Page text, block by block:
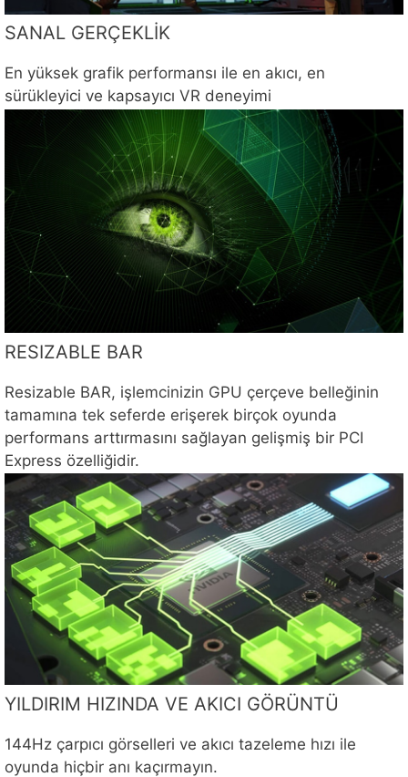
SANAL GERÇEKLİK
En yüksek grafik performansı ile en akıcı, en
sürükleyici ve kapsayıcı VR deneyimi
RESIZABLE BAR
Resizable BAR, işlemcinizin GPU çerçeve belleğinin
tamamına tek seferde erişerek birçok oyunda
performans arttırmasını sağlayan gelişmiş bir PCI
Express özelliğidir.
YILDIRIM HIZINDA VE AKICI GÖRÜNTÜ
144Hz çarpıcı görselleri ve akıcı tazeleme hızı ile
oyunda hiçbir anı kaçırmayın.